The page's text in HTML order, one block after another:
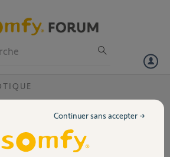
ancien collègue qui ne l'utilise plus par contre
Continuer sans accepter →